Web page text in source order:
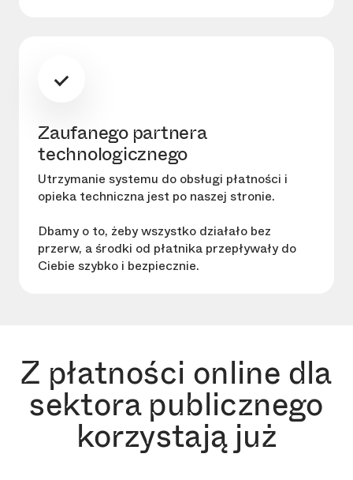
Zaufanego partnera
technologicznego
Utrzymanie systemu do obsługi płatności i
opieka techniczna jest po naszej stronie.
Dbamy o to, żeby wszystko działało bez
przerw, a środki od płatnika przepływały do
Ciebie szybko i bezpiecznie.
Z płatności online dla
sektora publicznego
korzystają już